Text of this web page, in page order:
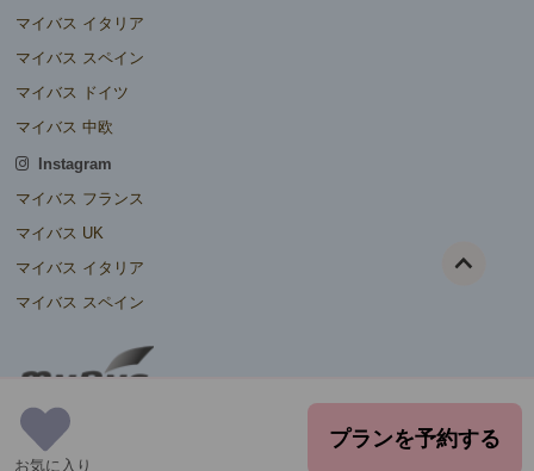
マイバス イタリア
マイバス スペイン
マイバス ドイツ
マイバス 中欧
Instagram
マイバス フランス
マイバス UK
マイバス イタリア
マイバス スペイン
お気に入り
プランを予約する